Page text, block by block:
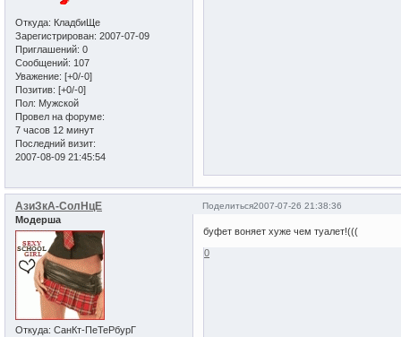
Откуда: КладбиЩе
Зарегистрирован: 2007-07-09
Приглашений: 0
Сообщений: 107
Уважение: [+0/-0]
Позитив: [+0/-0]
Пол: Мужской
Провел на форуме:
7 часов 12 минут
Последний визит:
2007-08-09 21:45:54
Поделиться2007-07-26 21:38:36
АзиЗкА-СолНцЕ
Модерша
Откуда: СанКт-ПеТеРбурГ
буфет воняет хуже чем туалет!(((
0